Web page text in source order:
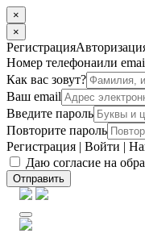
×
×
Регистрация
Номер телефонаили
Как вас зовут?
Ваш email
Введите пароль
Повторите пароль
Регистрация | Войти |
Даю согласие на
Отправить